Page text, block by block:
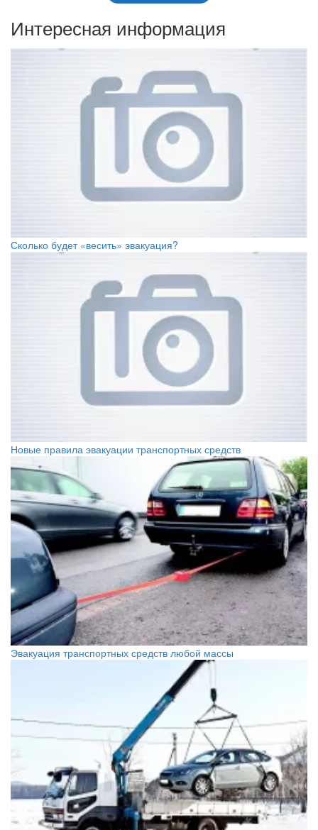
Интересная информация
Сколько будет «весить» эвакуация?
Новые правила эвакуации транспортных средств
Эвакуация транспортных средств любой массы